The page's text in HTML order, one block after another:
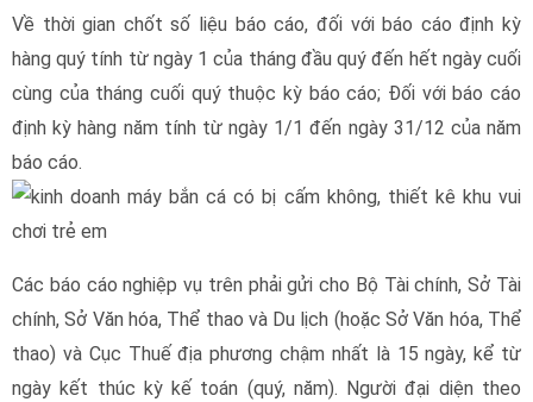
Về thời gian chốt số liệu báo cáo, đối với báo cáo định kỳ
hàng quý tính từ ngày 1 của tháng đầu quý đến hết ngày cuối
cùng của tháng cuối quý thuộc kỳ báo cáo; Đối với báo cáo
định kỳ hàng năm tính từ ngày 1/1 đến ngày 31/12 của năm
báo cáo.
Các báo cáo nghiệp vụ trên phải gửi cho Bộ Tài chính, Sở Tài
chính, Sở Văn hóa, Thể thao và Du lịch (hoặc Sở Văn hóa, Thể
thao) và Cục Thuế địa phương chậm nhất là 15 ngày, kể từ
ngày kết thúc kỳ kế toán (quý, năm). Người đại diện theo